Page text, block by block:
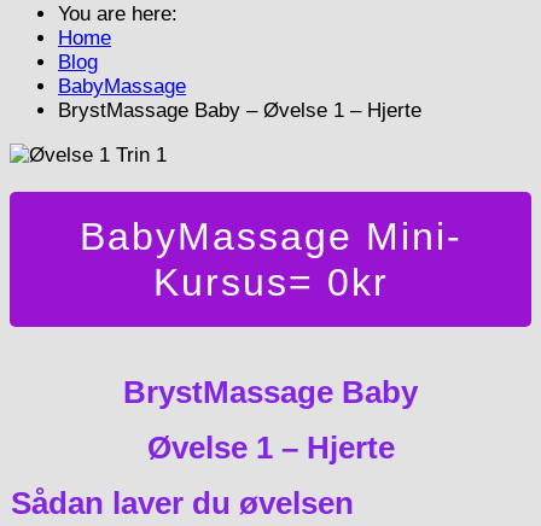
You are here:
Home
Blog
BabyMassage
BrystMassage Baby – Øvelse 1 – Hjerte
BabyMassage Mini-
Kursus= 0kr
BrystMassage Baby
Øvelse 1 – Hjerte
Sådan laver du øvelsen